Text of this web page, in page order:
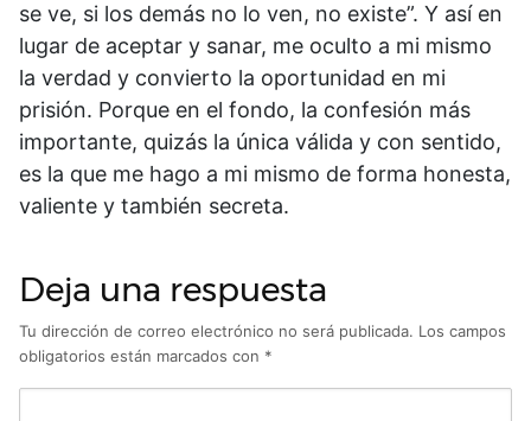
se ve, si los demás no lo ven, no existe”. Y así en
lugar de aceptar y sanar, me oculto a mi mismo
la verdad y convierto la oportunidad en mi
prisión. Porque en el fondo, la confesión más
importante, quizás la única válida y con sentido,
es la que me hago a mi mismo de forma honesta,
valiente y también secreta.
Deja una respuesta
Tu dirección de correo electrónico no será publicada. Los campos
obligatorios están marcados con *